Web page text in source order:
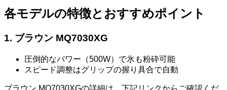
各モデルの特徴とおすすめポイント
1. ブラウン MQ7030XG
圧倒的なパワー（500W）で氷も粉砕可能
スピード調整はグリップの握り具合で自動
ブラウン MQ7030XGの詳細は、下記リンクからご確認くだ